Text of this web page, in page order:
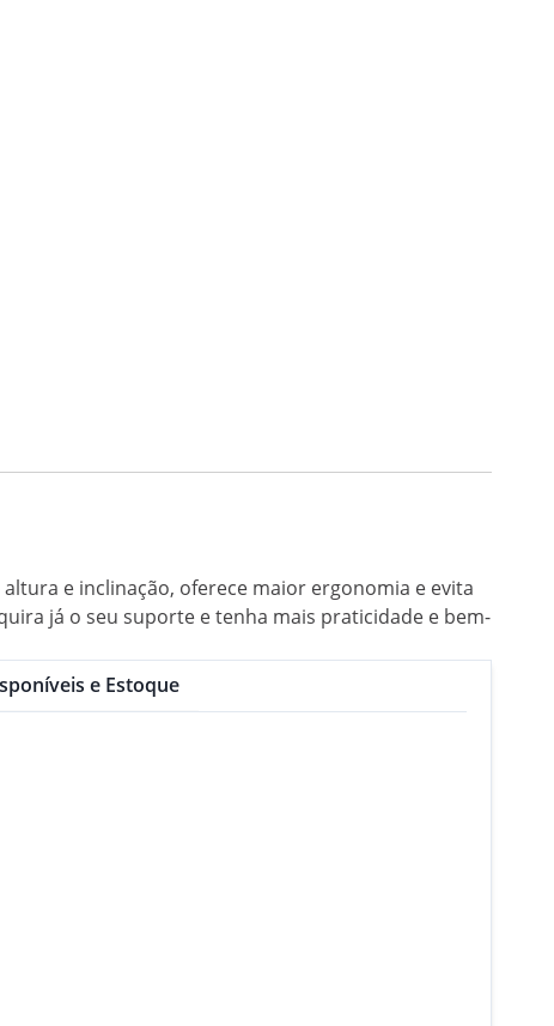
e inclinação, oferece maior ergonomia e evita
já o seu suporte e tenha mais praticidade e bem-
e Estoque